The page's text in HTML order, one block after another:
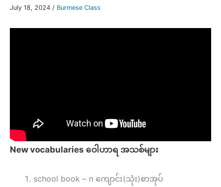
July 18, 2024 / Burmese Class
New vocabularies ဝေါဟာရ အသစ်များ
school book – n ကျောင်း(သုံး)စာအုပ်